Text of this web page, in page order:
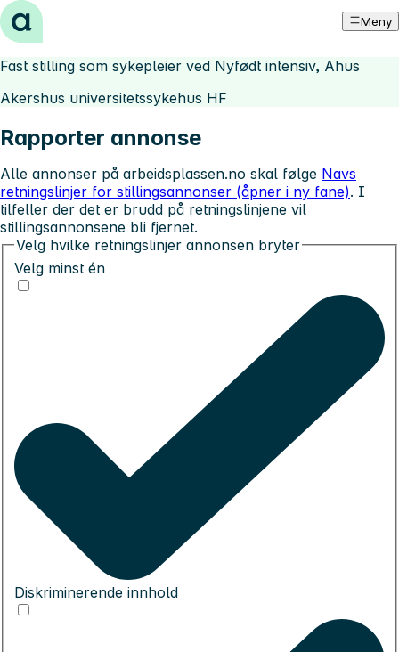
Hopp til innhold Meny
Fast stilling som sykepleier ved Nyfødt intensiv, Ahus
Akershus universitetssykehus HF
Rapporter annonse
Alle annonser på arbeidsplassen.no skal følge Navs
retningslinjer for stillingsannonser (åpner i ny fane). I
tilfeller der det er brudd på retningslinjene vil
stillingsannonsene bli fjernet.
Velg hvilke retningslinjer annonsen bryter
Velg minst én
Diskriminerende innhold